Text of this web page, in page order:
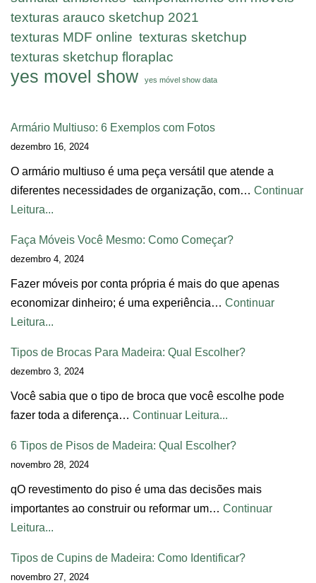
texturas arauco sketchup 2021
texturas MDF online texturas sketchup
texturas sketchup floraplac
yes movel show yes móvel show data
Armário Multiuso: 6 Exemplos com Fotos
dezembro 16, 2024
O armário multiuso é uma peça versátil que atende a
diferentes necessidades de organização, com… Continuar
Leitura...
Faça Móveis Você Mesmo: Como Começar?
dezembro 4, 2024
Fazer móveis por conta própria é mais do que apenas
economizar dinheiro; é uma experiência… Continuar
Leitura...
Tipos de Brocas Para Madeira: Qual Escolher?
dezembro 3, 2024
Você sabia que o tipo de broca que você escolhe pode
fazer toda a diferença… Continuar Leitura...
6 Tipos de Pisos de Madeira: Qual Escolher?
novembro 28, 2024
qO revestimento do piso é uma das decisões mais
importantes ao construir ou reformar um… Continuar
Leitura...
Tipos de Cupins de Madeira: Como Identificar?
novembro 27, 2024